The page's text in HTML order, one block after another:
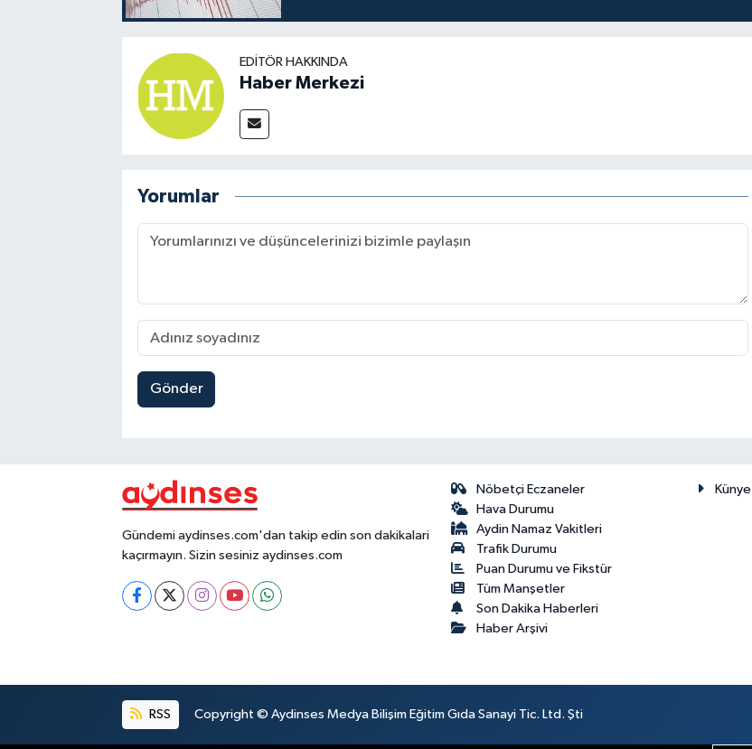
EDITÖR HAKKINDA
Haber Merkezi
Yorumlar
Gönder
Gündemi aydinses.com'dan takip edin son dakikalari
kaçırmayın. Sizin sesiniz aydinses.com
Nöbetçi Eczaneler
Hava Durumu
Aydin Namaz Vakitleri
Trafik Durumu
Puan Durumu ve Fikstür
Tüm Manşetler
Son Dakika Haberleri
Haber Arşivi
Künye
RSS Copyright © Aydinses Medya Bilişim Eğitim Gıda Sanayi Tic. Ltd. Şti